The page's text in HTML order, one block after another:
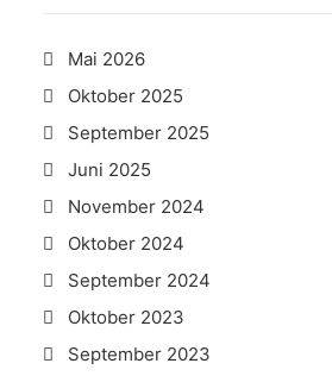
Mai 2026
Oktober 2025
September 2025
Juni 2025
November 2024
Oktober 2024
September 2024
Oktober 2023
September 2023